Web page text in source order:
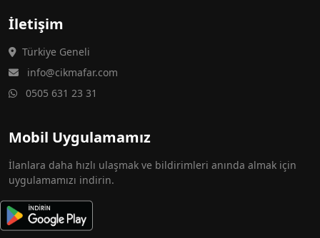
İletişim
Türkiye Geneli
info@cikmafar.com
0505 631 23 31
Mobil Uygulamamız
İlanlara daha hızlı ulaşmak ve bildirimleri anında almak için
uygulamamızı indirin.